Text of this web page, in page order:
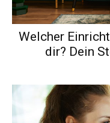
Welcher
dir? Dein